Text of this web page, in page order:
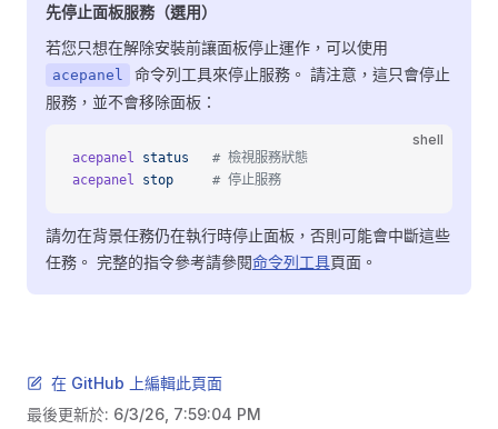
先停止面板服務（選用）
若您只想在解除安裝前讓面板停止運作，可以使用
acepanel
命令列工具來停止服務。 請注意，這只會停止
服務，並不會移除面板：
shell
acepanel status
   # 檢視服務狀態
acepanel stop
     # 停止服務
請勿在背景任務仍在執行時停止面板，否則可能會中斷這些
任務。 完整的指令參考請參閱命令列工具頁面。
在 GitHub 上編輯此頁面
最後更新於: 6/3/26, 7:59:04 PM